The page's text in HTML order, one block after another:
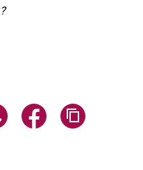
E-Mail teilen
Seite über WhatsApp
Seite über